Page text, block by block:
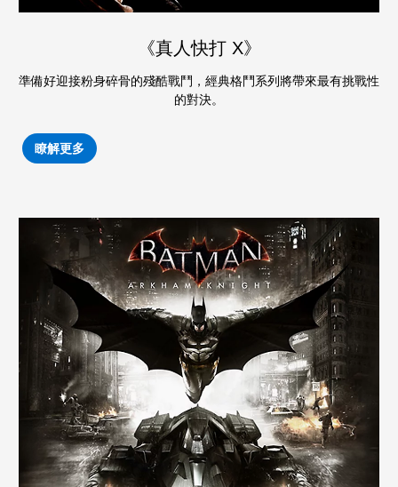
《真人快打 X》
準備好迎接粉身碎骨的殘酷戰鬥，經典格鬥系列將帶來最有挑戰性
的對決。
瞭解更多